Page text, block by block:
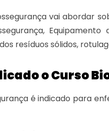
vai abordar
resíduos sólidos,
o Curso
é indicado para